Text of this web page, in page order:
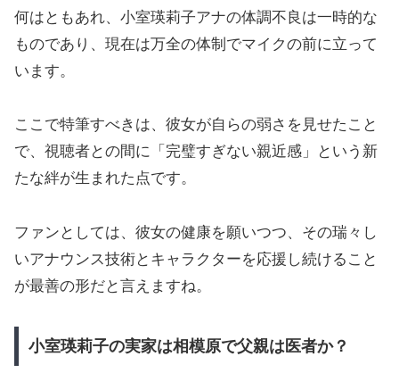
何はともあれ、小室瑛莉子アナの体調不良は一時的な
ものであり、現在は万全の体制でマイクの前に立って
います。
ここで特筆すべきは、彼女が自らの弱さを見せたこと
で、視聴者との間に「完璧すぎない親近感」という新
たな絆が生まれた点です。
ファンとしては、彼女の健康を願いつつ、その瑞々し
いアナウンス技術とキャラクターを応援し続けること
が最善の形だと言えますね。
小室瑛莉子の実家は相模原で父親は医者か？